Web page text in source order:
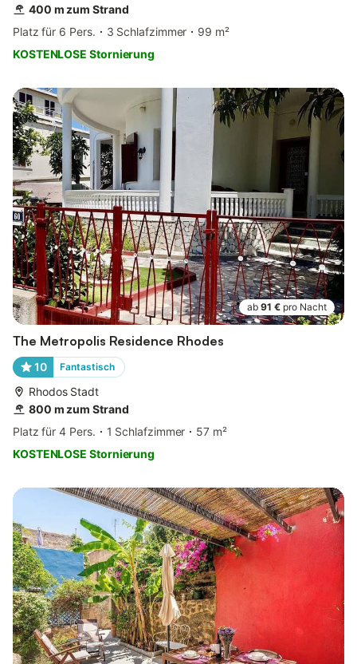
400 m zum Strand
Platz für 6 Pers.
3 Schlafzimmer
99 m²
KOSTENLOSE Stornierung
ab 91 € pro Nacht
The Metropolis Residence Rhodes
10 Fantastisch
Rhodos Stadt
800 m zum Strand
Platz für 4 Pers.
1 Schlafzimmer
57 m²
KOSTENLOSE Stornierung